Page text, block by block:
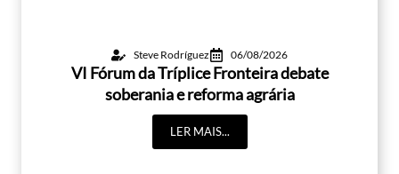
Steve Rodríguez 06/08/2026
VI Fórum da Tríplice Fronteira debate
soberania e reforma agrária
LER MAIS...